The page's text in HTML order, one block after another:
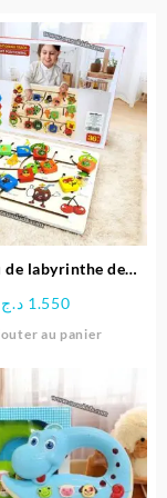
de labyrinthe de
Space Boy
1.550 د.ج
au panier